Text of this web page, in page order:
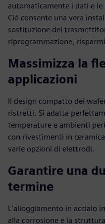
automaticamente i dati e
Ciò consente una vera
sostituzione del
riprogrammazione,
Massimizza la
applicazioni
Il design compatto dei
ristretti. Si adatta
temperature e ambienti
con rivestimenti in
varie opzioni di elettrodi.
Garantire una
termine
L'alloggiamento in acciaio
alla corrosione e la